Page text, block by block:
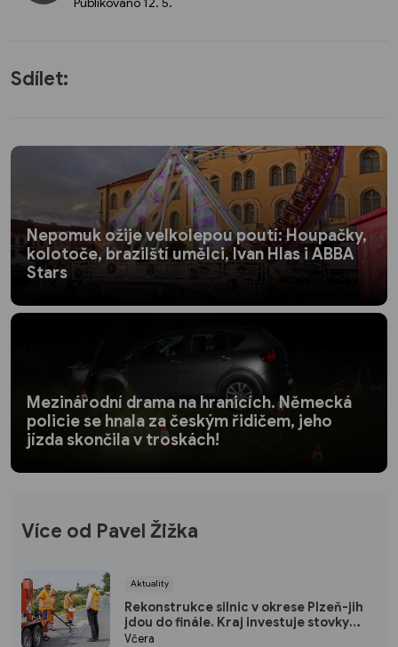
Sdílet:
Nepomuk ožije velkolepou poutí: Houpačky,
kolotoče, brazilští umělci, Ivan Hlas i ABBA
Stars
Mezinárodní drama na hranicích. Německá
policie se hnala za českým řidičem, jeho
jízda skončila v troskách!
Více od Pavel Žižka
Aktuality
Rekonstrukce silnic v okrese Plzeň-jih
jdou do finále. Kraj investuje stovky
milionů do nových povrchů i moderních
Včera